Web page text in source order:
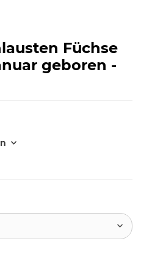
Füchse
geboren -